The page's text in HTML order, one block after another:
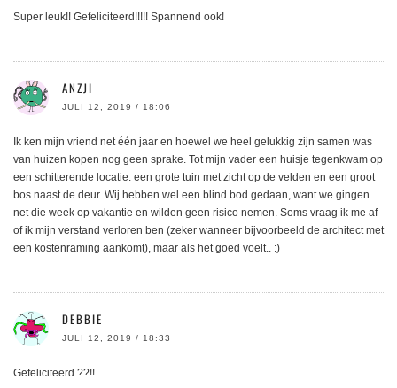
Super leuk!! Gefeliciteerd!!!!! Spannend ook!
ANZJI
JULI 12, 2019 / 18:06
Ik ken mijn vriend net één jaar en hoewel we heel gelukkig zijn samen was
van huizen kopen nog geen sprake. Tot mijn vader een huisje tegenkwam op
een schitterende locatie: een grote tuin met zicht op de velden en een groot
bos naast de deur. Wij hebben wel een blind bod gedaan, want we gingen
net die week op vakantie en wilden geen risico nemen. Soms vraag ik me af
of ik mijn verstand verloren ben (zeker wanneer bijvoorbeeld de architect met
een kostenraming aankomt), maar als het goed voelt.. :)
DEBBIE
JULI 12, 2019 / 18:33
Gefeliciteerd ??!!